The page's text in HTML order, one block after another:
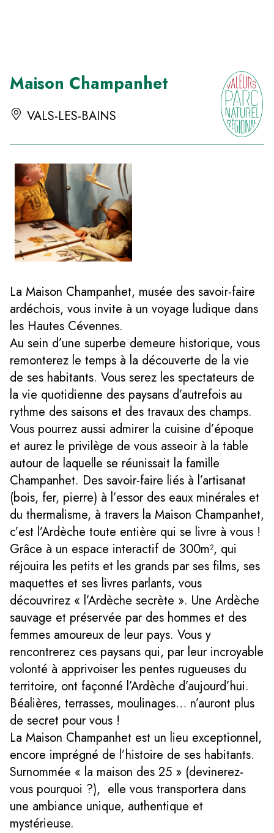
Maison Champanhet
VALS-LES-BAINS
La Maison Champanhet, musée des savoir-faire
ardéchois, vous invite à un voyage ludique dans
les Hautes Cévennes.
Au sein d’une superbe demeure historique, vous
remonterez le temps à la découverte de la vie
de ses habitants. Vous serez les spectateurs de
la vie quotidienne des paysans d’autrefois au
rythme des saisons et des travaux des champs.
Vous pourrez aussi admirer la cuisine d’époque
et aurez le privilège de vous asseoir à la table
autour de laquelle se réunissait la famille
Champanhet. Des savoir-faire liés à l’artisanat
(bois, fer, pierre) à l’essor des eaux minérales et
du thermalisme, à travers la Maison Champanhet,
c’est l’Ardèche toute entière qui se livre à vous !
Grâce à un espace interactif de 300m², qui
réjouira les petits et les grands par ses films, ses
maquettes et ses livres parlants, vous
découvrirez « l’Ardèche secrète ». Une Ardèche
sauvage et préservée par des hommes et des
femmes amoureux de leur pays. Vous y
rencontrerez ces paysans qui, par leur incroyable
volonté à apprivoiser les pentes rugueuses du
territoire, ont façonné l’Ardèche d’aujourd’hui.
Béalières, terrasses, moulinages… n’auront plus
de secret pour vous !
La Maison Champanhet est un lieu exceptionnel,
encore imprégné de l’histoire de ses habitants.
Surnommée « la maison des 25 » (devinerez-
vous pourquoi ?), elle vous transportera dans
une ambiance unique, authentique et
mystérieuse.